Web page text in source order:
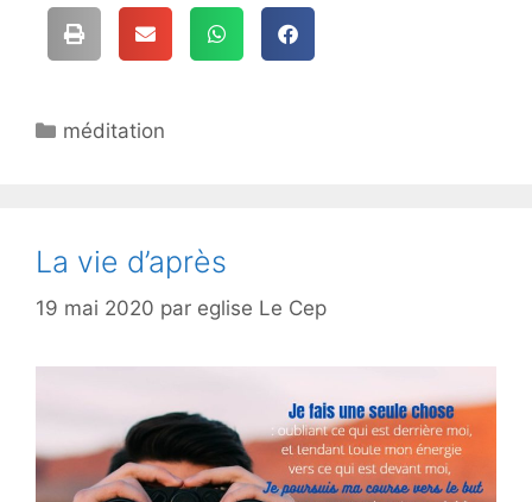
méditation
La vie d’après
19 mai 2020 par eglise Le Cep